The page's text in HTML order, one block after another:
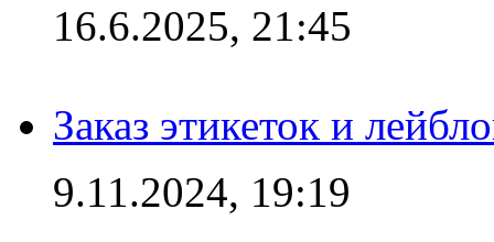
16.6.2025, 21:45
Заказ этикеток и
9.11.2024, 19:19